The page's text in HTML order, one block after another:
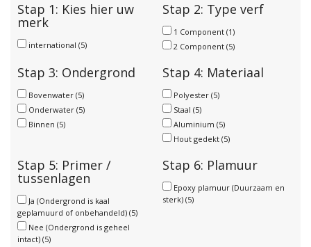
Stap 1: Kies hier uw
merk
international (5)
Stap 2: Type verf
1 Component (1)
2 Component (5)
Stap 3: Ondergrond
Bovenwater (5)
Onderwater (5)
Binnen (5)
Stap 4: Materiaal
Polyester (5)
Staal (5)
Aluminium (5)
Hout gedekt (5)
Stap 5: Primer /
tussenlagen
Ja (Ondergrond is kaal
geplamuurd of onbehandeld) (5)
Nee (Ondergrond is geheel
intact) (5)
Stap 6: Plamuur
Epoxy plamuur (Duurzaam en
sterk) (5)